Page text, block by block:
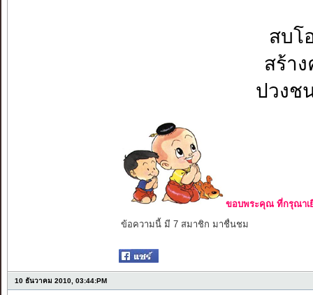
สบโ
สร้าง
ปวงช
ขอบพระคุณ ที่กรุณาเ
ข้อความนี้ มี 7 สมาชิก มาชื่นชม
10 ธันวาคม 2010, 03:44:PM